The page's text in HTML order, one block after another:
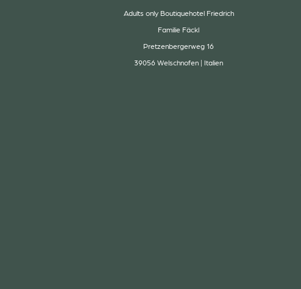
Adults only Boutiquehotel Friedrich
Familie Fäckl
Pretzenbergerweg 16
39056 Welschnofen | Italien